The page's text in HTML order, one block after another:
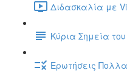
Διδασκαλία με
Κύρια Σημεία
Ερωτήσεις